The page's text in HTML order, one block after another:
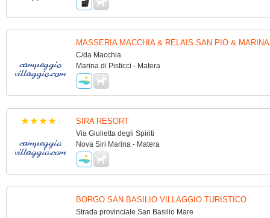
MASSERIA MACCHIA & RELAIS SAN PIO & MARINA
C/da Macchia
Marina di Pisticci - Matera
SIRA RESORT
Via Giulietta degli Spiriti
Nova Siri Marina - Matera
BORGO SAN BASILIO VILLAGGIO TURISTICO
Strada provinciale San Basilio Mare